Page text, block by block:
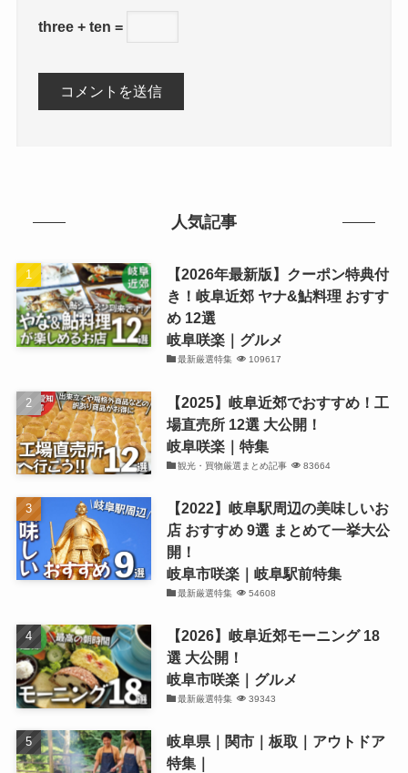
three + ten =
人気記事
【2026年最新版】クーポン特典付
き！岐阜近郊 ヤナ&鮎料理 おすす
め 12選
岐阜咲楽｜グルメ
最新厳選特集 109617
【2025】岐阜近郊でおすすめ！工
場直売所 12選 大公開！
岐阜咲楽｜特集
観光・買物厳選まとめ記事 83664
【2022】岐阜駅周辺の美味しいお
店 おすすめ 9選 まとめて一挙大公
開！
岐阜市咲楽｜岐阜駅前特集
最新厳選特集 54608
【2026】岐阜近郊モーニング 18
選 大公開！
岐阜市咲楽｜グルメ
最新厳選特集 39343
岐阜県｜関市｜板取｜アウトドア
特集｜